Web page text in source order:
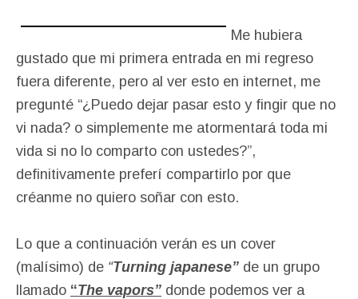
Me hubiera
gustado que mi primera entrada en mi regreso
fuera diferente, pero al ver esto en internet, me
pregunté “¿Puedo dejar pasar esto y fingir que no
vi nada? o simplemente me atormentará toda mi
vida si no lo comparto con ustedes?”,
definitivamente preferí compartirlo por que
créanme no quiero soñar con esto.
Lo que a continuación verán es un cover
(malísimo) de “Turning japanese” de un grupo
llamado “The vapors” donde podemos ver a